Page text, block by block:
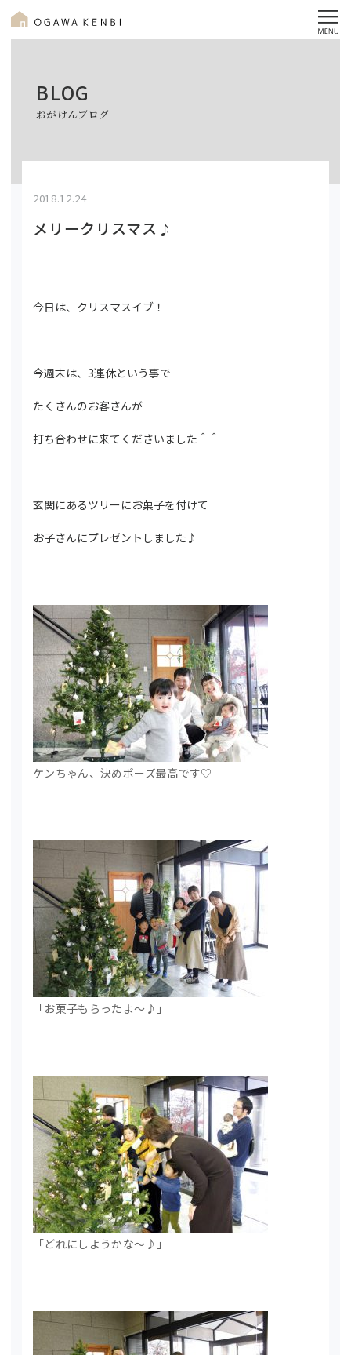
BLOG
おがけんブログ
2018.12.24
メリークリスマス♪
今日は、クリスマスイブ！
今週末は、3連休という事で
たくさんのお客さんが
打ち合わせに来てくださいました＾＾
玄関にあるツリーにお菓子を付けて
お子さんにプレゼントしました♪
ケンちゃん、決めポーズ最高です♡
「お菓子もらったよ～♪」
「どれにしようかな～♪」